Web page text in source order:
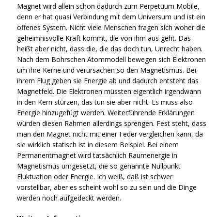
Magnet wird allein schon dadurch zum Perpetuum Mobile,
denn er hat quasi Verbindung mit dem Universum und ist ein
offenes System. Nicht viele Menschen fragen sich woher die
geheimnisvolle Kraft kommt, die von ihm aus geht. Das
heißt aber nicht, dass die, die das doch tun, Unrecht haben.
Nach dem Bohrschen Atommodell bewegen sich Elektronen
um ihre Kerne und verursachen so den Magnetismus. Bei
ihrem Flug geben sie Energie ab und dadurch entsteht das
Magnetfeld. Die Elektronen müssten eigentlich irgendwann
in den Kern stürzen, das tun sie aber nicht. Es muss also
Energie hinzugefügt werden. Weiterführende Erklärungen
würden diesen Rahmen allerdings sprengen. Fest steht, dass
man den Magnet nicht mit einer Feder vergleichen kann, da
sie wirklich statisch ist in diesem Beispiel. Bei einem
Permanentmagnet wird tatsächlich Raumenergie in
Magnetismus umgesetzt, die so genannte Nullpunkt
Fluktuation oder Energie. Ich weiß, daß ist schwer
vorstellbar, aber es scheint wohl so zu sein und die Dinge
werden noch aufgedeckt werden.